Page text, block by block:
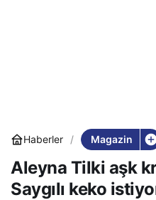
Haberler Magazin
Aleyna Tilki aşk
Saygılı keko